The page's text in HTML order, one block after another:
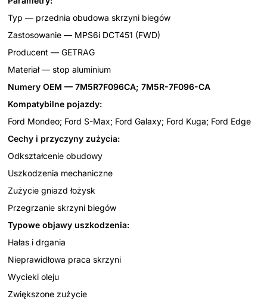
Typ — przednia obudowa skrzyni biegów
Zastosowanie — MPS6i DCT451 (FWD)
Producent — GETRAG
Materiał — stop aluminium
Numery OEM — 7M5R7F096CA; 7M5R-7F096-CA
Kompatybilne pojazdy:
Ford Mondeo; Ford S-Max; Ford Galaxy; Ford Kuga; Ford Edge
Cechy i przyczyny zużycia:
Odkształcenie obudowy
Uszkodzenia mechaniczne
Zużycie gniazd łożysk
Przegrzanie skrzyni biegów
Typowe objawy uszkodzenia:
Hałas i drgania
Nieprawidłowa praca skrzyni
Wycieki oleju
Zwiększone zużycie